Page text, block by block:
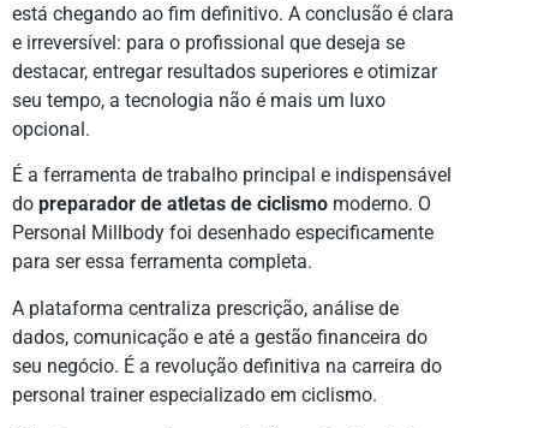
está chegando ao fim definitivo. A conclusão é clara
e irreversível: para o profissional que deseja se
destacar, entregar resultados superiores e otimizar
seu tempo, a tecnologia não é mais um luxo
opcional.
É a ferramenta de trabalho principal e indispensável
do preparador de atletas de ciclismo moderno. O
Personal Millbody foi desenhado especificamente
para ser essa ferramenta completa.
A plataforma centraliza prescrição, análise de
dados, comunicação e até a gestão financeira do
seu negócio. É a revolução definitiva na carreira do
personal trainer especializado em ciclismo.